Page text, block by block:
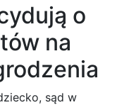
o
na
sąd w